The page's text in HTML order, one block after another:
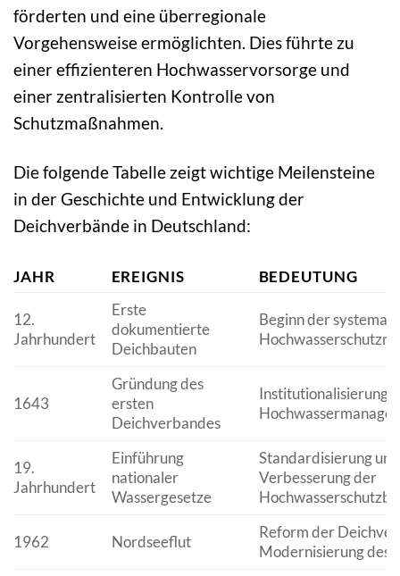
förderten und eine überregionale
Vorgehensweise ermöglichten. Dies führte zu
einer effizienteren Hochwasservorsorge und
einer zentralisierten Kontrolle von
Schutzmaßnahmen.
Die folgende Tabelle zeigt wichtige Meilensteine
in der Geschichte und Entwicklung der
Deichverbände in Deutschland:
JAHR EREIGNIS BEDEUTUNG
12.
Jahrhundert
Erste
dokumentierte
Deichbauten
Beginn der
1643
Gründung des
ersten
Deichverbandes
Institutionalisierung
19.
Jahrhundert
Einführung
nationaler
Wassergesetze
Standardisierung und
Verbesserung der
1962 Nordseeflut
Reform der
Modernisierung des